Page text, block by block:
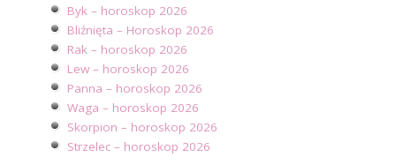
Byk – horoskop 2026
Bliźnięta – Horoskop 2026
Rak – horoskop 2026
Lew – horoskop 2026
Panna – horoskop 2026
Waga – horoskop 2026
Skorpion – horoskop 2026
Strzelec – horoskop 2026